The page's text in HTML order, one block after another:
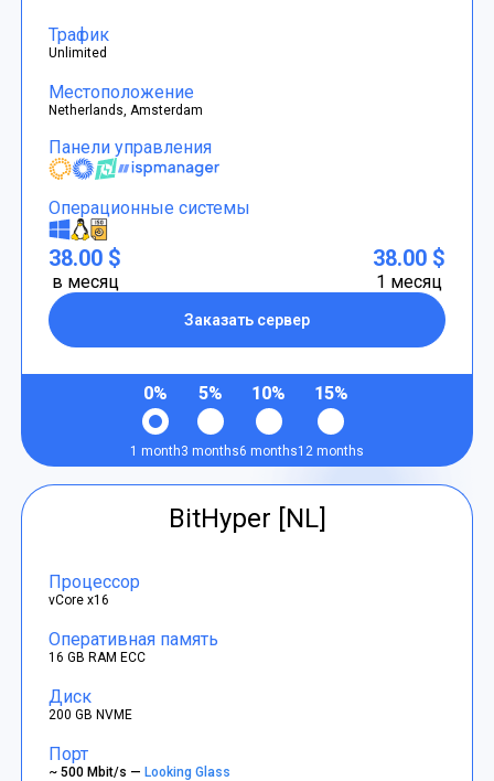
Трафик
Unlimited
Местоположение
Netherlands, Amsterdam
Панели управления
Операционные системы
38.00 $
в месяц
Заказать сервер
38.00 $
1 месяц
0%
1 month
5%
3 months
10%
6 months
15%
12 months
BitHyper [NL]
Процессор
vCore x16
Оперативная память
16 GB RAM ECC
Диск
200 GB NVME
Порт
~ 500 Mbit/s —Looking Glass